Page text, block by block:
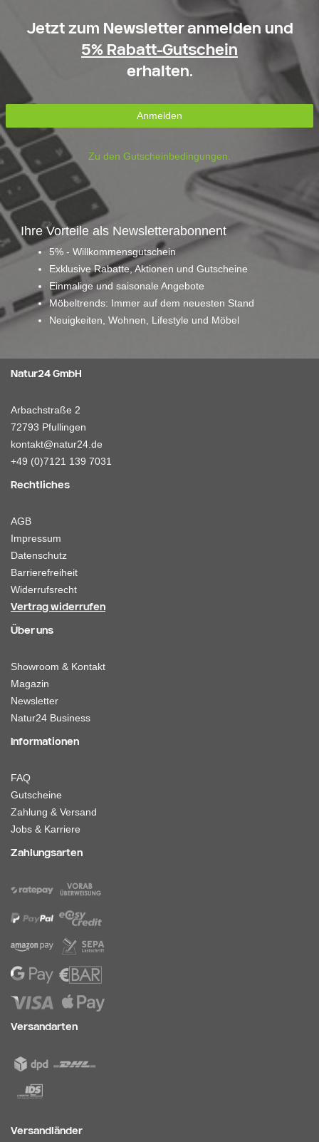
Jetzt zum Newsletter anmelden und
5% Rabatt-Gutschein
erhalten.
Anmelden
Zu den Gutscheinbedingungen.
Ihre Vorteile als Newsletterabonnent
5% - Willkommensgutschein
Exklusive Rabatte, Aktionen und Gutscheine
Einmalige und saisonale Angebote
Möbeltrends: Immer auf dem neuesten Stand
Neuigkeiten, Wohnen, Lifestyle und Möbel
Natur24 GmbH
Arbachstraße 2
72793 Pfullingen
kontakt@natur24.de
+49 (0)7121 139 7031
Rechtliches
AGB
Impressum
Datenschutz
Barrierefreiheit
Widerrufsrecht
Vertrag widerrufen
Über uns
Showroom & Kontakt
Magazin
Newsletter
Natur24 Business
Informationen
FAQ
Gutscheine
Zahlung & Versand
Jobs & Karriere
Zahlungsarten
Versandarten
Versandländer